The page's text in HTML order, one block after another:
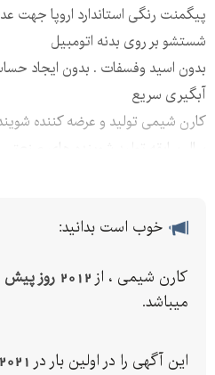
پیگمنت رنگی استاندارد اروپا جهت
شستشو بر روی بدنه اتومبیل
بدون اسید وفسفات . بدون ایجاد
آبگیری سریع
کارن شیمی تولید و عرضه کننده
خوب است بدانید:
کارن شیمی ، از 2012 روز پیش
میباشد.
این آگهی را در اولین بار در